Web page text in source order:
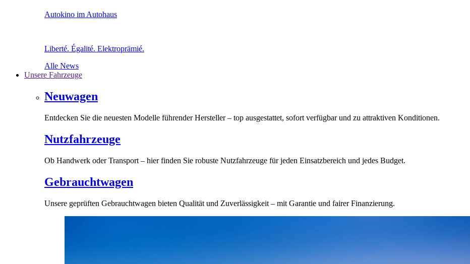
Autokino im Autohaus
Liberté. Égalité. Elektroprämié.
Alle News
Unsere Fahrzeuge
Neuwagen
Entdecken Sie die neuesten Modelle führender Hersteller – top ausgestattet, sofort verfügbar und zu attraktiven Konditionen.
Nutzfahrzeuge
Ob Handwerk oder Transport – hier finden Sie robuste Nutzfahrzeuge für jeden Einsatzbereich und jedes Budget.
Gebrauchtwagen
Unsere geprüften Gebrauchtwagen bieten Qualität und Zuverlässigkeit – mit Garantie und fairer Finanzierung.